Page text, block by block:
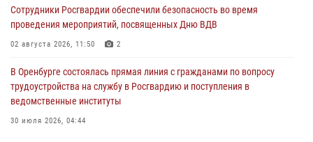
Сотрудники Росгвардии обеспечили безопасность во время
проведения мероприятий, посвященных Дню ВДВ
02 августа 2026, 11:50 2
В Оренбурге состоялась прямая линия с гражданами по вопросу
трудоустройства на службу в Росгвардию и поступления в
ведомственные институты
30 июля 2026, 04:44